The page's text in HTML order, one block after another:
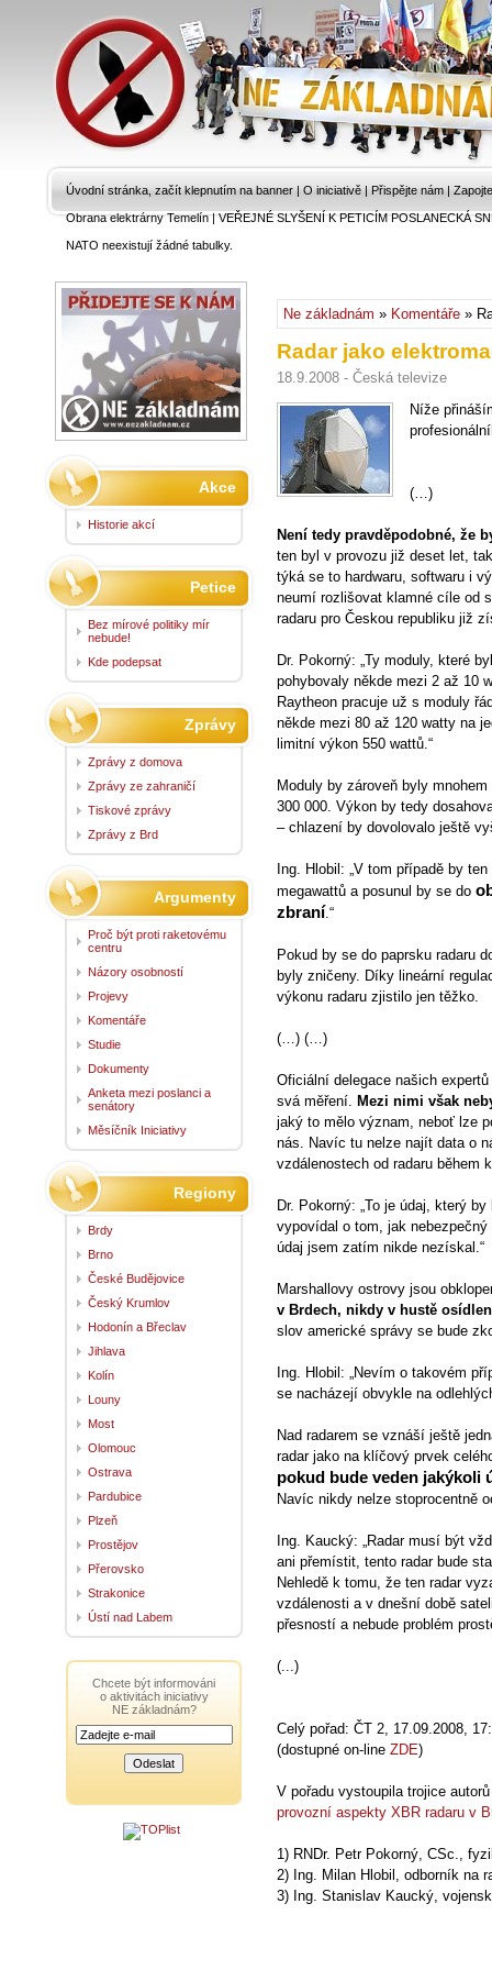
Úvodní stránka, začít klepnutím na banner | O iniciativě | Přispějte nám |
Obrana elektrárny Temelín|VEŘEJNÉ SLYŠENÍ K PETICÍM POSLANECKÁ
NATO neexistují žádné tabulky.
Ne základnám » Komentáře »
Radar jako
18.9.2008 - Česká televize
Níže
(…)
Není tedy pravděpodobné, že
ten byl v provozu již deset let,
týká se to hardwaru, softwaru i
neumí rozlišovat klamné cíle od
radaru pro Českou republiku již
Dr. Pokorný: „Ty moduly, které
pohybovaly někde mezi 2 až 10
Raytheon pracuje už s moduly
někde mezi 80 až 120 watty na
limitní výkon 550 wattů.“
Moduly by zároveň byly
300 000. Výkon by tedy
– chlazení by dovolovalo ještě
Ing. Hlobil: „V tom případě by
megawattů a posunul by se do
zbraní.“
Pokud by se do paprsku radaru
byly zničeny. Díky lineární
výkonu radaru zjistilo jen těžko.
(…) (…)
Oficiální delegace našich
svá měření. Mezi nimi však
jaký to mělo význam, neboť lze
nás. Navíc tu nelze najít data o
vzdálenostech od radaru během
Dr. Pokorný: „To je údaj, který
vypovídal o tom, jak
údaj jsem zatím nikde nezískal.“
Marshallovy ostrovy jsou
v Brdech, nikdy v hustě
slov americké správy se bude
Ing. Hlobil: „Nevím o takovém
se nacházejí obvykle na
Nad radarem se vznáší ještě
radar jako na klíčový prvek
pokud bude veden jakýkoli
Navíc nikdy nelze stoprocentně
Ing. Kaucký: „Radar musí být
ani přemístit, tento radar bude
Nehledě k tomu, že ten radar
vzdálenosti a v dnešní době
přesností a nebude problém
(...)
Celý pořad: ČT 2, 17.09.2008,
(dostupné on-line ZDE)
V pořadu vystoupila trojice
provozní aspekty XBR radaru v
1) RNDr. Petr Pokorný, CSc.,
2) Ing. Milan Hlobil, odborník na
3) Ing. Stanislav Kaucký,
Akce
Historie akcí
Petice
Bez mírové politiky mír
nebude!
Kde podepsat
Zprávy
Zprávy z domova
Zprávy ze zahraničí
Tiskové zprávy
Zprávy z Brd
Argumenty
Proč být proti raketovému
centru
Názory osobností
Projevy
Komentáře
Studie
Dokumenty
Anketa mezi poslanci a
senátory
Měsíčník Iniciativy
Regiony
Brdy
Brno
České Budějovice
Český Krumlov
Hodonín a Břeclav
Jihlava
Kolín
Louny
Most
Olomouc
Ostrava
Pardubice
Plzeň
Prostějov
Přerovsko
Strakonice
Ústí nad Labem
Chcete být informováni
o aktivitách iniciativy
NE základnám?